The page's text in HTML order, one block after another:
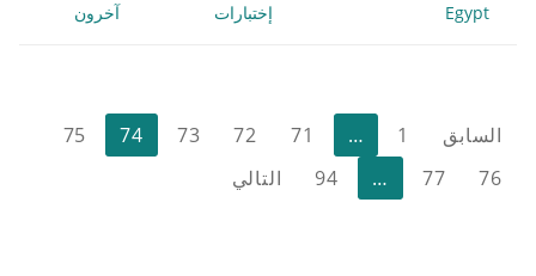
Egypt
إختبارات
آخرون
تعدد
صفحات
السابق 1
…
71
72
73
74
75
76
77
…
94 التالي